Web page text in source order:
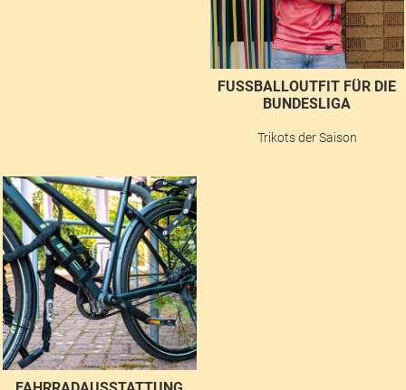
FUSSBALLOUTFIT FÜR DIE B
UNDESLIGA
Trikots der Saison